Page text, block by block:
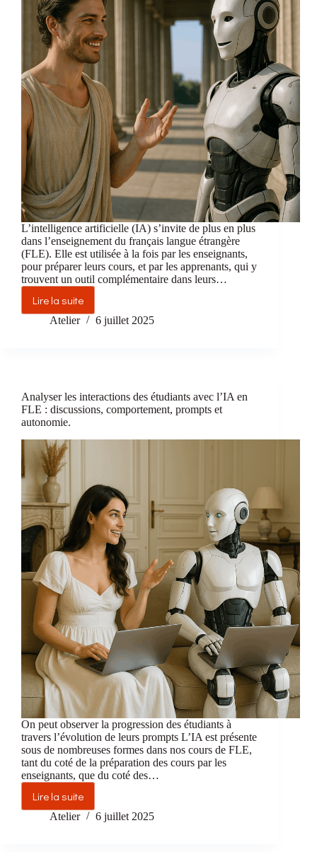
L’intelligence artificielle (IA) s’invite de plus en plus
dans l’enseignement du français langue étrangère
(FLE). Elle est utilisée à la fois par les enseignants,
pour préparer leurs cours, et par les apprenants, qui y
trouvent un outil complémentaire dans leurs…
Lire la suiteL’intelligence
artificielle
d’expérience
et
nouvelles
Atelier 6 juillet 2025
Analyser les interactions des étudiants avec l’IA en
FLE : discussions, comportement, prompts et
autonomie.
On peut observer la progression des étudiants à
travers l’évolution de leurs prompts L’IA est présente
sous de nombreuses formes dans nos cours de FLE,
tant du coté de la préparation des cours par les
enseignants, que du coté des…
Lire la suite
Analyser
les
Atelier 6 juillet 2025